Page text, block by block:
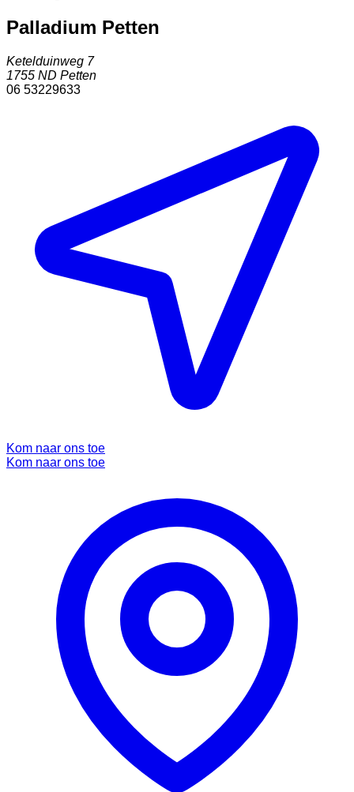
Palladium Petten
Ketelduinweg 7
1755 ND Petten
06 53229633
Kom naar ons toe
Kom naar ons toe